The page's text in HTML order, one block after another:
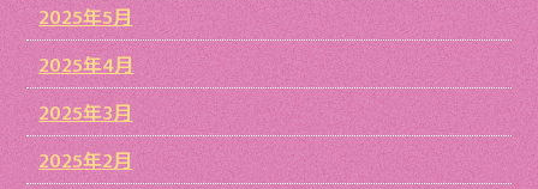
2025年5月
2025年4月
2025年3月
2025年2月